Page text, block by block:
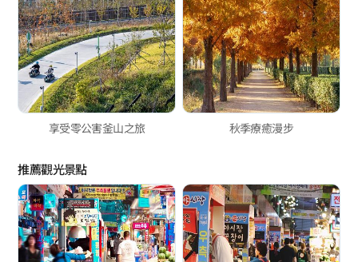
享受零公害釜山之旅 秋季療癒漫步
推薦觀光景點